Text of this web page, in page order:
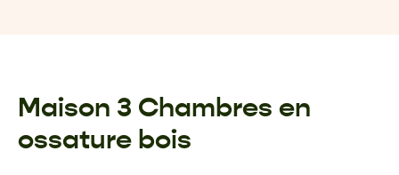
Maison 3 Chambres en
ossature bois